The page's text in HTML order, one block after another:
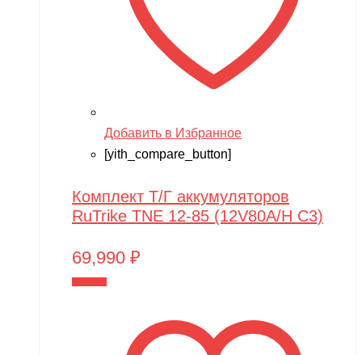
Добавить в Избранное
[yith_compare_button]
Комплект Т/Г аккумуляторов
RuTrike TNE 12-85 (12V80A/H C3)
69,990 ₽